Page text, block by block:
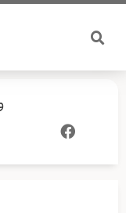
تخطي
المحتوى